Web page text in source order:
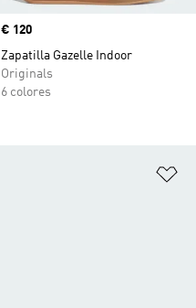
Precio
€ 120
Zapatilla Gazelle Indoor
Originals
6 colores